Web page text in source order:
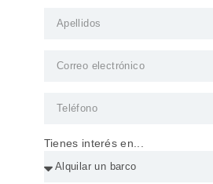
Tienes interés en...